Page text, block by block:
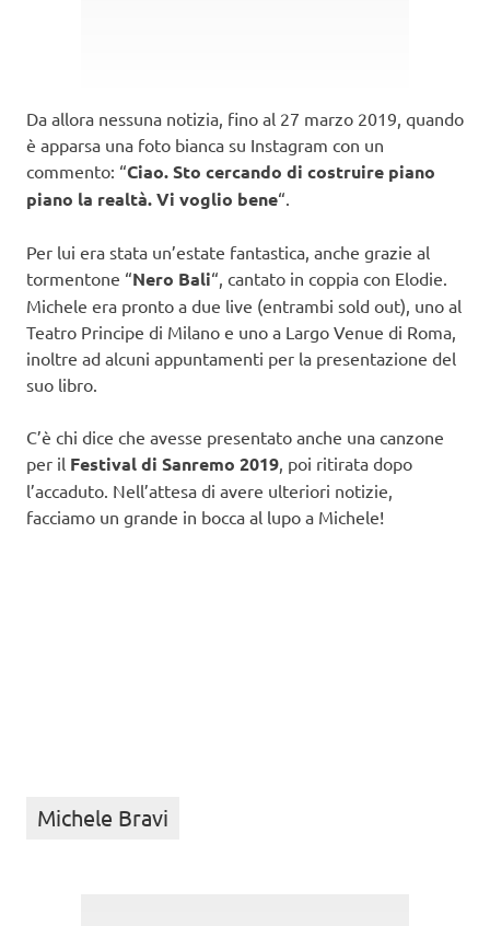
Da allora nessuna notizia, fino al 27 marzo 2019, quando
è apparsa una foto bianca su Instagram con un
commento: “Ciao. Sto cercando di costruire piano
piano la realtà. Vi voglio bene“.
Per lui era stata un’estate fantastica, anche grazie al
tormentone “Nero Bali“, cantato in coppia con Elodie.
Michele era pronto a due live (entrambi sold out), uno al
Teatro Principe di Milano e uno a Largo Venue di Roma,
inoltre ad alcuni appuntamenti per la presentazione del
suo libro.
C’è chi dice che avesse presentato anche una canzone
per il Festival di Sanremo 2019 , poi ritirata dopo
l’accaduto. Nell’attesa di avere ulteriori notizie,
facciamo un grande in bocca al lupo a Michele!
Michele Bravi